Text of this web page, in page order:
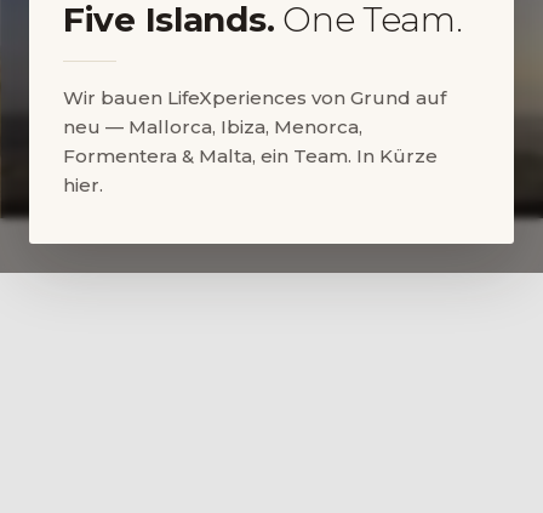
Five Islands. One Team.
Wir bauen LifeXperiences von Grund auf
neu — Mallorca, Ibiza, Menorca,
Formentera & Malta, ein Team. In Kürze
hier.